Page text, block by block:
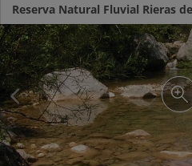
Reserva Natural Fluvial Rieras